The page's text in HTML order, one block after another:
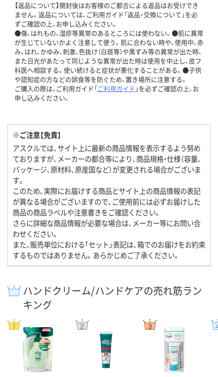
【返品について】開封後はお客様のご都合による返品はお受けでき
ません。返品については、ご利用ガイド「返品・交換について」を必
ずご確認の上、お申し込みください。
●傷、はれもの、湿疹等異常のあるところには使わない。●肌に異常
が生じていないかよく注意して使う。肌に合わない時や、使用中、赤
み、はれ、かゆみ、刺激、色抜け（白斑等）や黒ずみ等の異常が出た時、
また日光があたって同じような異常が出た時は使用を中止し、皮フ
科医へ相談する。使い続けると症状が悪化することがある。●子供
や認知症の方などの誤食等を防ぐため、置き場所に注意する。
ご購入の際は、ご利用ガイド「ご利用ガイド 」を必ずご確認の上、お
申し込みください。
※ご注意【免責】
アスクルでは、サイト上に最新の商品情報を表示するよう努め
ておりますが、メーカーの都合等により、商品規格・仕様（容量、
パッケージ、原材料、原産国など）が変更される場合がございま
す。
このため、実際にお届けする商品とサイト上の商品情報の表記
が異なる場合がございますので、ご使用前には必ずお届けした
商品の商品ラベルや注意書きをご確認ください。
さらに詳細な商品情報が必要な場合は、メーカー等にお問い合
わせください。
また、販売単位における「セット」表記は、箱でのお届けをお約束
するものではありません。あらかじめご了承ください。
ハンドクリーム/ハンドケアの売れ筋ラン
キング